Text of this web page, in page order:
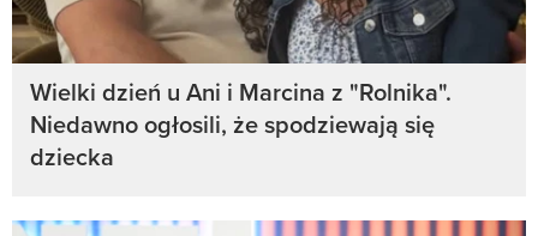
Wielki dzień u Ani i Marcina z "Rolnika".
Niedawno ogłosili, że spodziewają się
dziecka